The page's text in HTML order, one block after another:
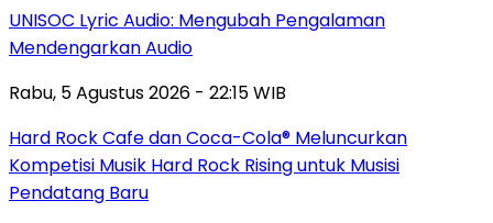
UNISOC Lyric Audio: Mengubah Pengalaman
Mendengarkan Audio
Rabu, 5 Agustus 2026 - 22:15 WIB
Hard Rock Cafe dan Coca-Cola® Meluncurkan
Kompetisi Musik Hard Rock Rising untuk Musisi
Pendatang Baru